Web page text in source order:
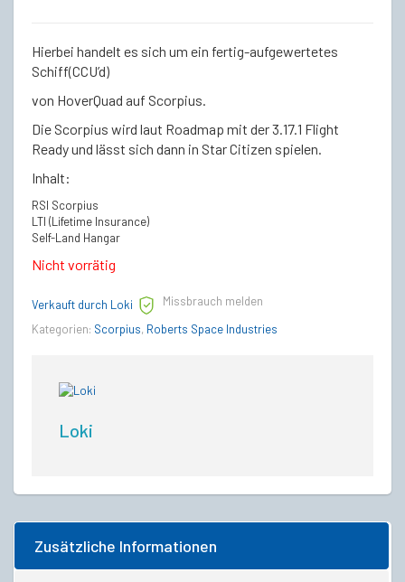
war:
€250,00 €210,00.
Hierbei handelt es sich um ein fertig-aufgewertetes
Schiff(CCU’d)
von HoverQuad auf Scorpius.
Die Scorpius wird laut Roadmap mit der 3.17.1 Flight
Ready und lässt sich dann in Star Citizen spielen.
Inhalt:
RSI Scorpius
LTI (Lifetime Insurance)
Self-Land Hangar
Nicht vorrätig
Verkauft durch Loki
Missbrauch melden
Kategorien: Scorpius, Roberts Space Industries
Loki
Zusätzliche Informationen